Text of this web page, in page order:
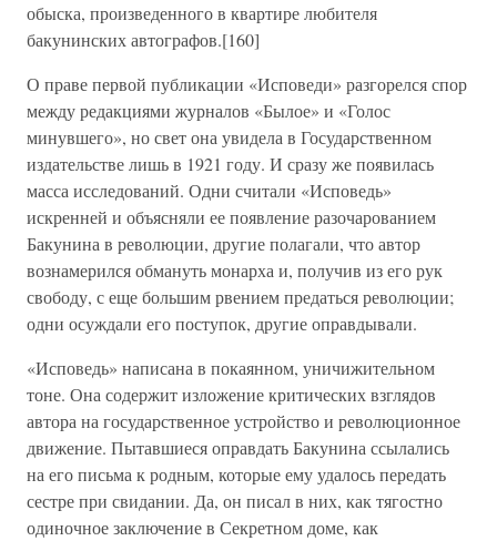
обыска, произведенного в квартире любителя
бакунинских автографов.[160]
О праве первой публикации «Исповеди» разгорелся спор
между редакциями журналов «Былое» и «Голос
минувшего», но свет она увидела в Государственном
издательстве лишь в 1921 году. И сразу же появилась
масса исследований. Одни считали «Исповедь»
искренней и объясняли ее появление разочарованием
Бакунина в революции, другие полагали, что автор
вознамерился обмануть монарха и, получив из его рук
свободу, с еще большим рвением предаться революции;
одни осуждали его поступок, другие оправдывали.
«Исповедь» написана в покаянном, уничижительном
тоне. Она содержит изложение критических взглядов
автора на государственное устройство и революционное
движение. Пытавшиеся оправдать Бакунина ссылались
на его письма к родным, которые ему удалось передать
сестре при свидании. Да, он писал в них, как тягостно
одиночное заключение в Секретном доме, как